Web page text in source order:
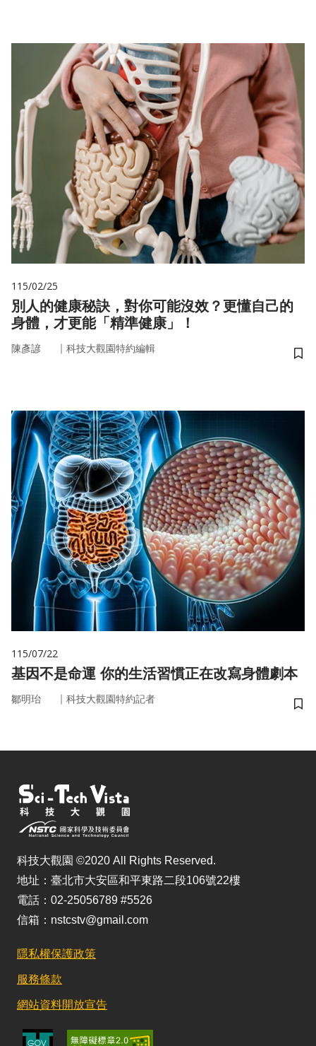
115/02/25
別人的健康秘訣，對你可能沒效？更懂自己的
身體，才更能「精準健康」！
陳彥諺 ｜ 科技大觀園特約編輯
儲
115/07/22
基因不是命運 你的生活習慣正在改寫身體劇本
鄒明珆 ｜ 科技大觀園特約記者
儲
科技大觀園 ©2020 All Rights Reserved.
地址：臺北市大安區和平東路二段106號22樓
電話：02-25056789 #5526
信箱：nstcstv@gmail.com
隱私權保護政策
服務條款
網站資料開放宣告